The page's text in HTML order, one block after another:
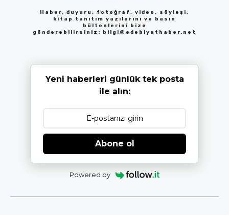
Haber, duyuru, fotoğraf, video, söyleşi,
kitap tanıtım yazılarını ve basın
bültenlerini bize
gönderebilirsiniz: bilgi@edebiyathaber.net
Yeni haberleri günlük tek posta
ile alın:
Abone ol
Powered by